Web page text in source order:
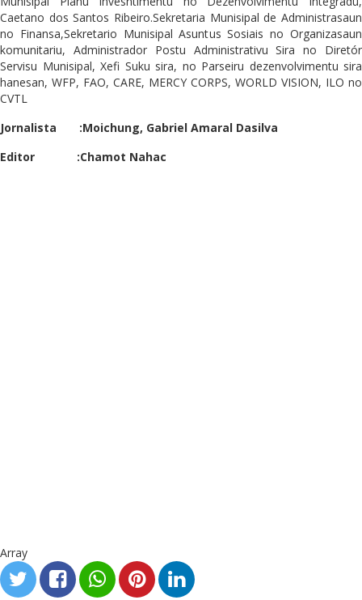
Caetano dos Santos Ribeiro.Sekretaria Munisipal de Administrasaun
no Finansa,Sekretario Munisipal Asuntus Sosiais no Organizasaun
komunitariu, Administrador Postu Administrativu Sira no Diretór
Servisu Munisipal, Xefi Suku sira, no Parseiru dezenvolvimentu sira
hanesan, WFP, FAO, CARE, MERCY CORPS, WORLD VISION, ILO no
CVTL
Jornalista :Moichung, Gabriel Amaral Dasilva
Editor :Chamot Nahac
Array